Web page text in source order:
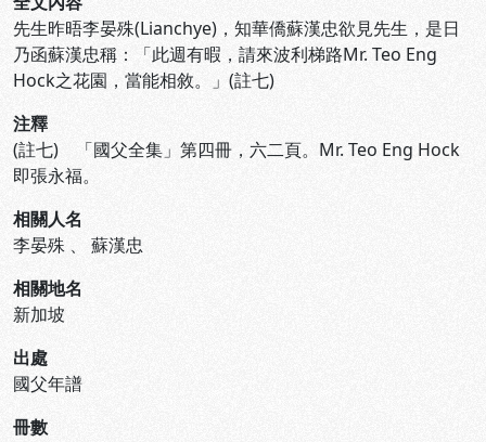
先生昨晤李晏殊(Lianchye)，知華僑蘇漢忠欲見先生，是日
乃函蘇漢忠稱：「此週有暇，請來波利梯路Mr. Teo Eng
Hock之花園，當能相敘。」(註七)
注釋
(註七) 「國父全集」第四冊，六二頁。Mr. Teo Eng Hock
即張永福。
相關人名
李晏殊 、 蘇漢忠
相關地名
新加坡
出處
國父年譜
冊數